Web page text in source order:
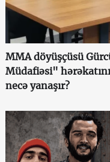
MMA döyüşçüsü
Müdafiəsi"
necə yanaşır?